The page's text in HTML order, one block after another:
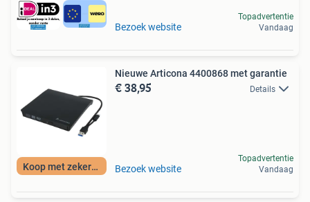
Bezoek website
Topadvertentie
Vandaag
Koop met zekerheid
Nieuwe Articona 4400868 met garantie
€ 38,95 Details
Bezoek website
Topadvertentie
Vandaag